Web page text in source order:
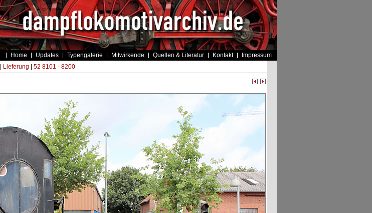
Home Updates Typengalerie Mitwirkende Quellen & Literatur Kontakt Impressum
Lieferung 52 8101 - 8200